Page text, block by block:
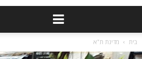
בית מדינת ת"א